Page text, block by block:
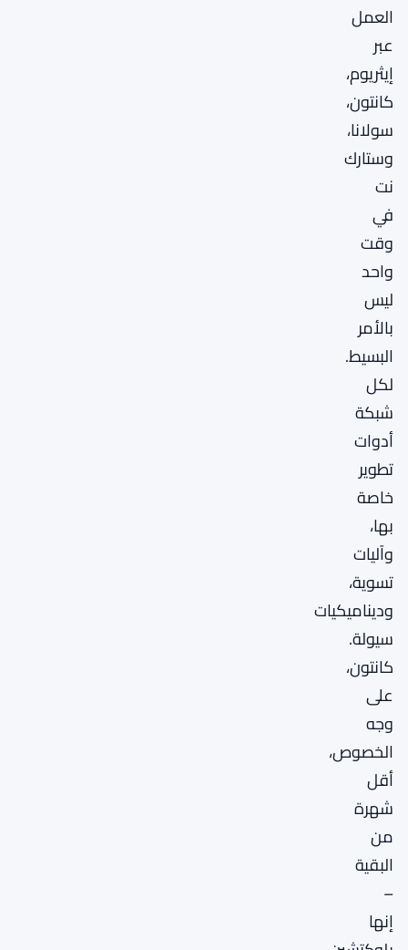
العمل
عبر
إيثريوم،
كانتون،
سولانا،
وستارك
نت
في
وقت
واحد
ليس
بالأمر
البسيط.
لكل
شبكة
أدوات
تطوير
خاصة
بها،
وآليات
تسوية،
وديناميكيات
سيولة.
كانتون،
على
وجه
الخصوص،
أقل
شهرة
من
البقية
–
إنها